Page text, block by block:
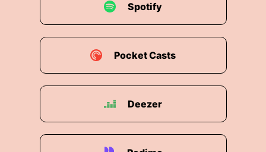
Spotify
Pocket Casts
Deezer